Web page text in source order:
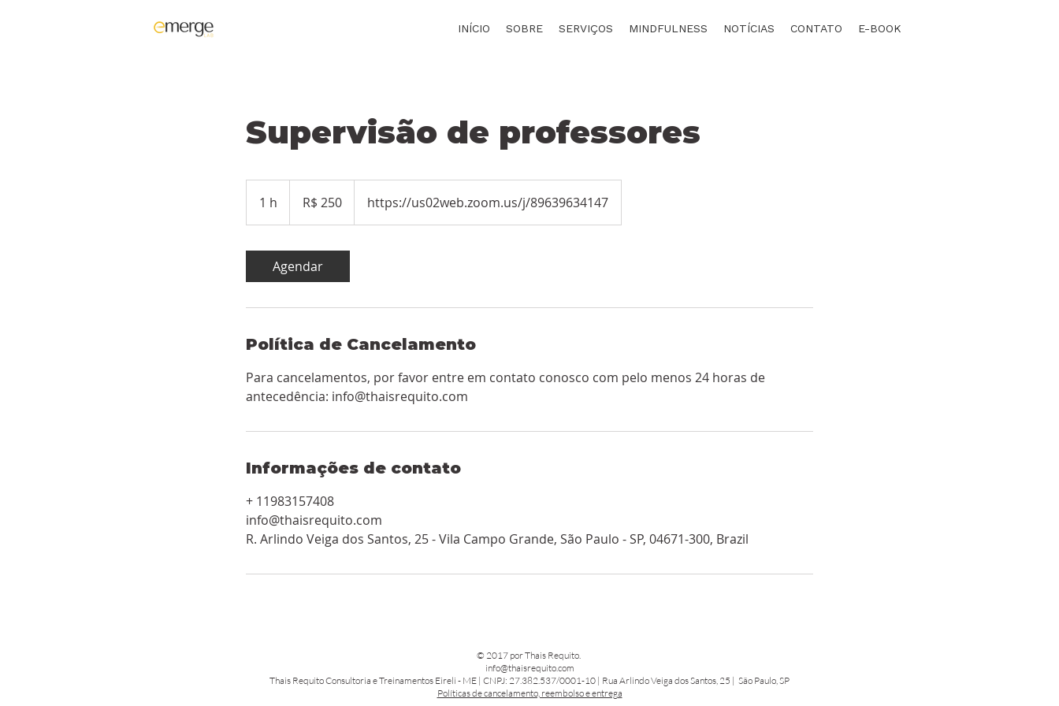
INÍCIO SOBRE SERVIÇOS MINDFULNESS NOTÍCIAS CONTATO E-BOOK
Supervisão de professores
1 h
brasileiros
R$ 250 https://us02web.zoom.us/j/89639634147
Agendar
Política de Cancelamento
Para cancelamentos, por favor entre em contato conosco com pelo menos 24 horas de
antecedência: info@thaisrequito.com
Informações de contato
+ 11983157408
info@thaisrequito.com
R. Arlindo Veiga dos Santos, 25 - Vila Campo Grande, São Paulo - SP, 04671-300, Brazil
© 2017 por Thais Requito.
info@thaisrequito.com
​Thais Requito Consultoria e Treinamentos Eireli - ME | CNPJ: 27.382.537/0001-10 | Rua Arlindo Veiga dos Santos, 25 | São Paulo, SP
Políticas de cancelamento, reembolso e entrega